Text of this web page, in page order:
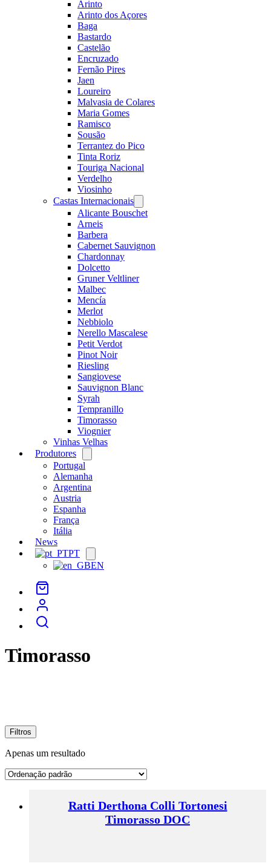
Arinto
Arinto dos Açores
Baga
Bastardo
Castelão
Encruzado
Fernão Pires
Jaen
Loureiro
Malvasia de Colares
Maria Gomes
Ramisco
Sousão
Terrantez do Pico
Tinta Roriz
Touriga Nacional
Verdelho
Viosinho
Castas Internacionais
menu
Alicante Bouschet
Arneis
Barbera
Cabernet Sauvignon
Chardonnay
Dolcetto
Gruner Veltliner
Malbec
Mencía
Merlot
Nebbiolo
Nerello Mascalese
Petit Verdot
Pinot Noir
Riesling
Sangiovese
Sauvignon Blanc
Syrah
Tempranillo
Timorasso
Viognier
Vinhas Velhas
Produtores
menu
Portugal
Alemanha
Argentina
Austria
Espanha
França
Itália
News
PT
menu
EN
Timorasso
Filtros
Apenas um resultado
Ratti Derthona Colli Tortonesi
Timorasso DOC